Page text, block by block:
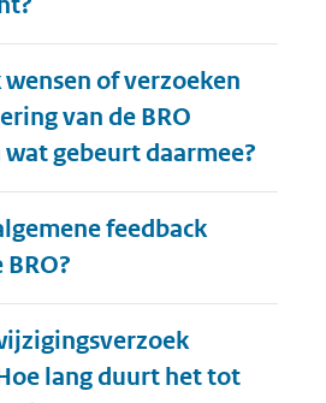
of verzoeken
van de BRO
gebeurt daarmee?
feedback
lang duurt het tot